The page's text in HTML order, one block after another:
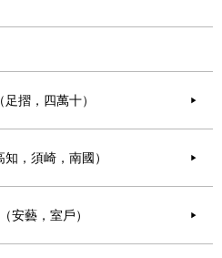
摺，四萬十） ▶︎
，須崎，南國） ▶︎
安藝，室戶） ▶︎